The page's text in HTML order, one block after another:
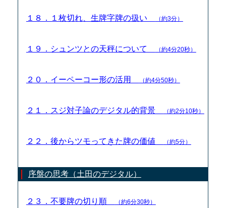
１８．１枚切れ、生牌字牌の扱い （約3分）
１９．シュンツとの天秤について （約4分20秒）
２０．イーペーコー形の活用 （約4分50秒）
２１．スジ対子論のデジタル的背景 （約2分10秒）
２２．後からツモってきた牌の価値 （約5分）
序盤の思考（土田のデジタル）
２３．不要牌の切り順 （約6分30秒）